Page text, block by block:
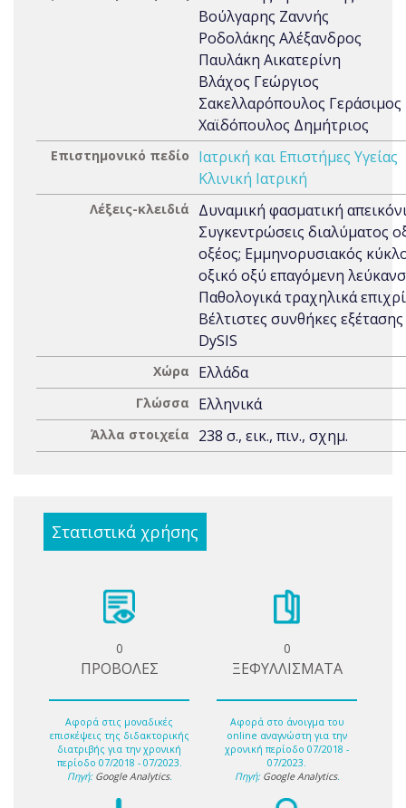
Βούλγαρης Ζαννής
Ροδολάκης Αλέξανδρος
Παυλάκη Αικατερίνη
Βλάχος Γεώργιος
Σακελλαρόπουλος Γεράσιμος
Χαϊδόπουλος Δημήτριος
Επιστημονικό πεδίο
Ιατρική και Επιστήμες Υγείας
Κλινική Ιατρική
Λέξεις-κλειδιά
Δυναμική φασματική
Συγκεντρώσεις διαλύματος
οξέος; Εμμηνορυσιακός
οξικό οξύ επαγόμενη
Παθολογικά τραχηλικά
Βέλτιστες συνθήκες
DySIS
Χώρα Ελλάδα
Γλώσσα Ελληνικά
Άλλα στοιχεία 238 σ., εικ., πιν., σχημ.
Στατιστικά χρήσης
0
ΠΡΟΒΟΛΕΣ
Αφορά στις μοναδικές
επισκέψεις της διδακτορικής
διατριβής για την χρονική
περίοδο 07/2018 - 07/2023.
Πηγή: Google Analytics.
0
ΞΕΦΥΛΛΙΣΜΑΤΑ
Αφορά στο άνοιγμα του
online αναγνώστη για την
χρονική περίοδο 07/2018 -
07/2023.
Πηγή: Google Analytics.